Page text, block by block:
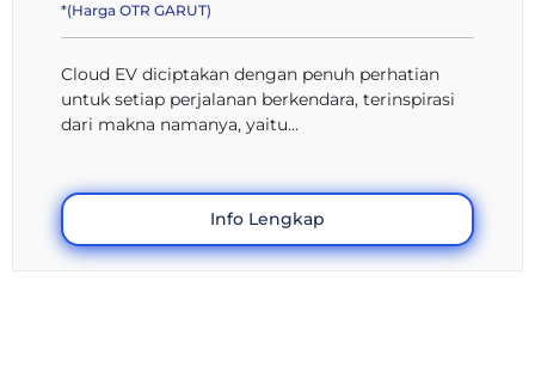
*(Harga OTR GARUT)
Cloud EV diciptakan dengan penuh perhatian
untuk setiap perjalanan berkendara, terinspirasi
dari makna namanya, yaitu...
Info Lengkap